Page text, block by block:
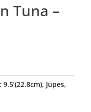
Tuna –
:9.5’(22.8cm), Jupes,